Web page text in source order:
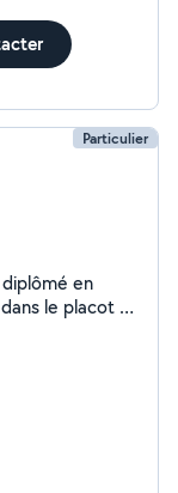
Particulier
en
le placot et